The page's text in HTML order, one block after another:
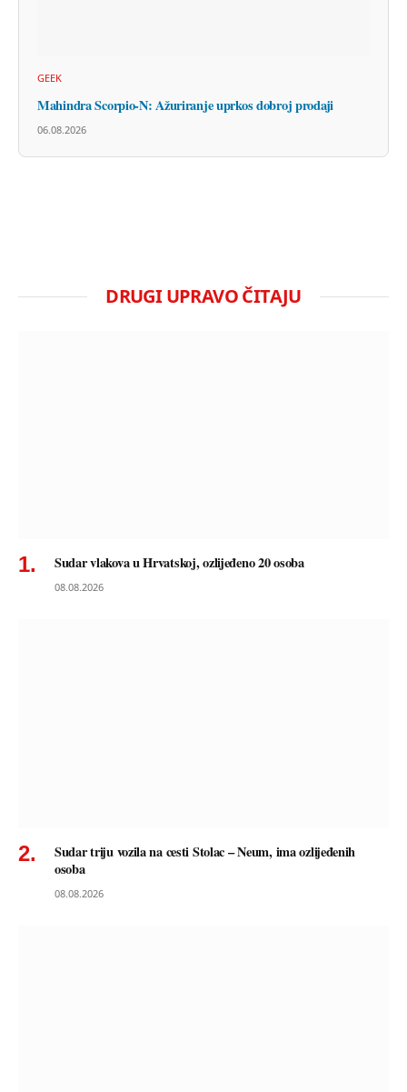
GEEK
Mahindra Scorpio-N: Ažuriranje uprkos dobroj prodaji
06.08.2026
DRUGI UPRAVO ČITAJU
Sudar vlakova u Hrvatskoj, ozlijeđeno 20 osoba
08.08.2026
Sudar triju vozila na cesti Stolac – Neum, ima ozlijeđenih
osoba
08.08.2026